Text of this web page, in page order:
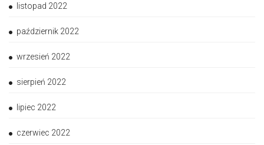
listopad 2022
październik 2022
wrzesień 2022
sierpień 2022
lipiec 2022
czerwiec 2022